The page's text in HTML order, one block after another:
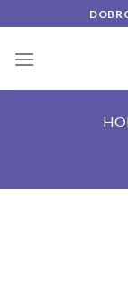
to
content